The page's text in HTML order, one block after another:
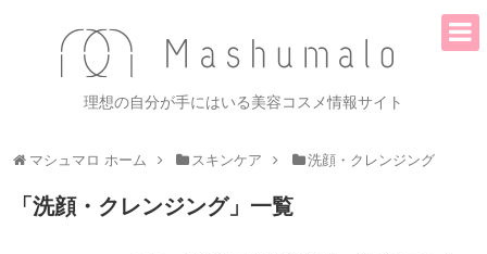
理想の自分が手にはいる美容コスメ情報サイト
マシュマロ ホーム スキンケア 洗顔・クレンジング
「 洗顔・クレンジング」 一覧